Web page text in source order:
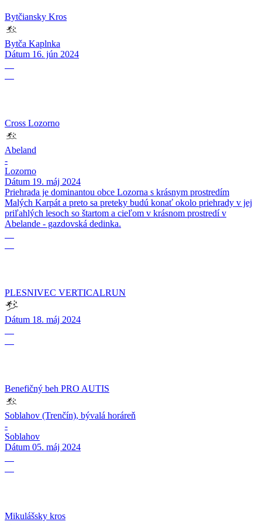
Bytčiansky Kros
Bytča Kaplnka
Dátum 16. jún 2024
Cross Lozorno
Abeland
-
Lozorno
Dátum 19. máj 2024
Priehrada je dominantou obce Lozorna s krásnym prostredím
Malých Karpát a preto sa preteky budú konať okolo priehrady v jej
priľahlých lesoch so štartom a cieľom v krásnom prostredí v
Abelande - gazdovská dedinka.
PLESNIVEC VERTICALRUN
Dátum 18. máj 2024
Benefičný beh PRO AUTIS
Soblahov (Trenčín), bývalá horáreň
-
Soblahov
Dátum 05. máj 2024
Mikulášsky kros